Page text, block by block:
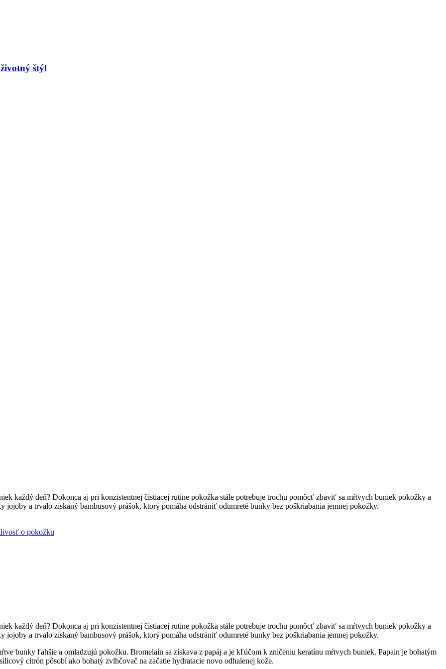
každý deň? Dokonca aj pri konzistentnej čistiacej rutine pokožka stále potrebuje trochu pomôcť zbaviť sa mŕtvych buniek pokožky a
a trvalo získaný bambusový prášok, ktorý pomáha odstrániť odumreté bunky bez poškriabania jemnej pokožky.
o pokožku
každý deň? Dokonca aj pri konzistentnej čistiacej rutine pokožka stále potrebuje trochu pomôcť zbaviť sa mŕtvych buniek pokožky a
a trvalo získaný bambusový prášok, ktorý pomáha odstrániť odumreté bunky bez poškriabania jemnej pokožky.
bunky ľahšie a omladzujú pokožku. Bromelaín sa získava z papáj a je kľúčom k zničeniu keratínu mŕtvych buniek. Papain je bohatým
citrón pôsobí ako bohatý zvlhčovač na začatie hydratacie novo odhalenej kože.